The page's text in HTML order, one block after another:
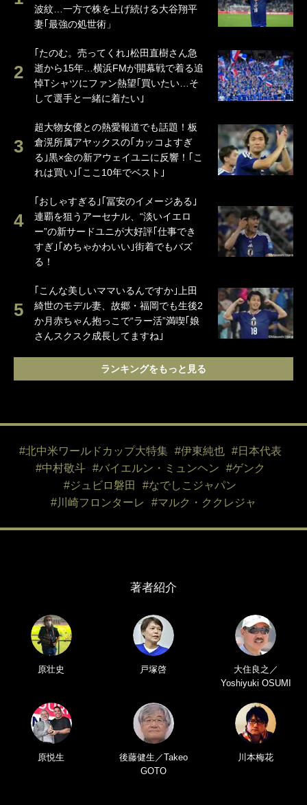
波紋…一方で株を上げ続ける大谷翔平
妻｢最強の処世術」
｢たのむ。売ってくれ｣松田直樹さん急
逝から15年…横浜FMが開幕戦で着る追
悼Tシャツにファン熱望｢買いたい…そ
して選手と一緒に着たい｣
超大物女優との熱愛報道でも話題！板
倉滉所属アヤックスの｢カッコよすぎ
る｣黒×金の新アウェイユニに反響！｢こ
れは買い｣｢ここ10年でベスト｣
｢おしゃすぎる｣｢冨安のイメージある｣
連覇を狙うアーセナル、“淡いイエロ
ー”の新サードユニが大好評｢仕事でき
すぎ｣｢めちゃかわいい｣街着でもバズ
る！
｢こんな美しいママいるんですか｣上田
綺世のモデル妻、故郷・福岡でも生後2
か月赤ちゃん抱っこで“ラー活”満喫｢娘
さんスクスク成長してますね｣
ランキングをもっと見る
#北中米ワールドカップ大特集 #伊東純也
#日本代表
#中村敬斗
#バイエルン・ミュンヘン
#ゲンク
#ジュビロ磐田
#なでしこジャパン
#川崎フロンターレ
#マルク・ククレジャ
著者紹介
原壮史 戸塚啓
大住良之／
Yoshiyuki OSUMI
原悦生
後藤健生／Takeo
GOTO
川本梅花